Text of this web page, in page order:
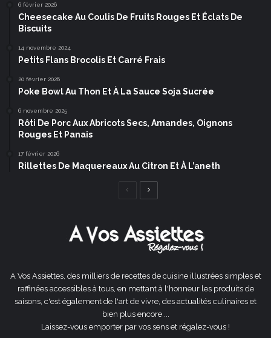
6 février 2026
Cheesecake Au Coulis De Fruits Rouges Et Éclats De
Biscuits
14 novembre 2024
Petits Flans Brocolis Et Carré Frais
20 février 2026
Poke Bowl Au Thon Et À La Sauce Soja Sucrée
6 novembre 2025
Rôti De Porc Aux Abricots Secs, Amandes, Oignons
Rouges Et Panais
17 février 2026
Rillettes De Maquereaux Au Citron Et À L’aneth
Page
A Vos Assiettes, des milliers de recettes de cuisine illustrées simples et
raffinées accessibles à tous, en mettant à l'honneur les produits de
saisons, c'est également de l'art de vivre, des actualités culinaires et
bien plus encore ...
Laissez-vous emporter par vos sens et régalez-vous !